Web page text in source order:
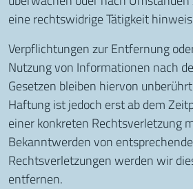
eine rechtswidrige Tätigkeit
Verpflichtungen zur Entfernung
Nutzung von Informationen nach
Gesetzen bleiben hiervon
Haftung ist jedoch erst ab dem
einer konkreten Rechtsverletzung
Bekanntwerden von
Rechtsverletzungen werden wir
entfernen.